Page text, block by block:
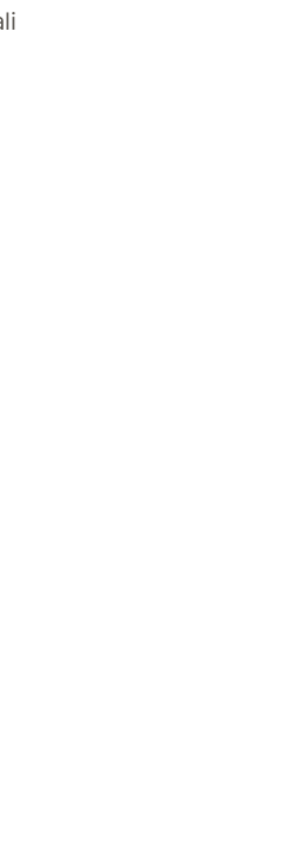
in tutta